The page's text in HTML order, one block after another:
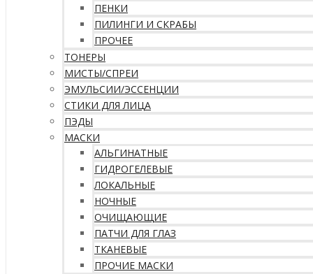
ПЕНКИ
ПИЛИНГИ И СКРАБЫ
ПРОЧЕЕ
ТОНЕРЫ
МИСТЫ/СПРЕИ
ЭМУЛЬСИИ/ЭССЕНЦИИ
СТИКИ ДЛЯ ЛИЦА
ПЭДЫ
МАСКИ
АЛЬГИНАТНЫЕ
ГИДРОГЕЛЕВЫЕ
ЛОКАЛЬНЫЕ
НОЧНЫЕ
ОЧИЩАЮЩИЕ
ПАТЧИ ДЛЯ ГЛАЗ
ТКАНЕВЫЕ
ПРОЧИЕ МАСКИ